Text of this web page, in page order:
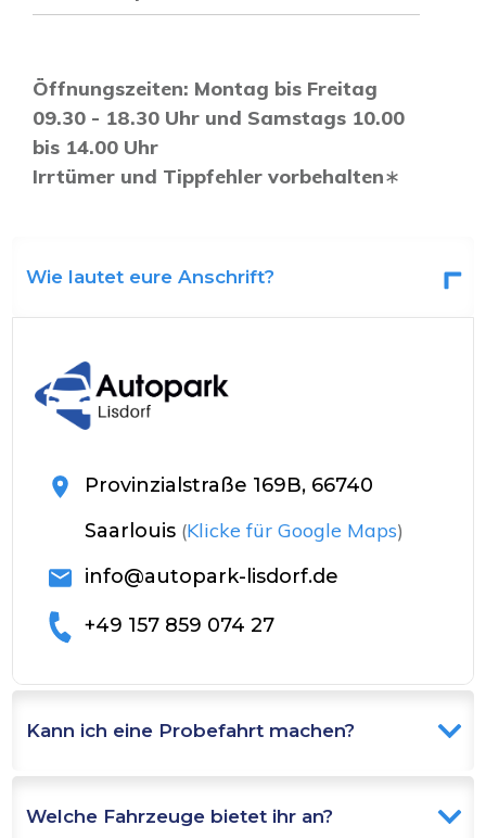
Öffnungszeiten: Montag bis Freitag
09.30 - 18.30 Uhr und Samstags 10.00
bis 14.00 Uhr
Irrtümer und Tippfehler vorbehalten∗
Wie lautet eure Anschrift?
Provinzialstraße 169B, 66740
Saarlouis (Klicke für Google Maps)
info@autopark-lisdorf.de
+49 157 859 074 27
Kann ich eine Probefahrt machen?
Welche Fahrzeuge bietet ihr an?